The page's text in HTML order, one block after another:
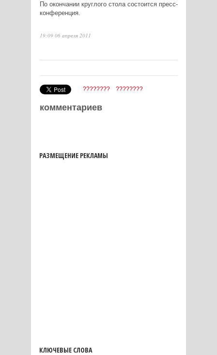
По окончании круглого стола состоится пресс-
конференция.
19:09 06 апреля 2011
???????? ????????
комментариев
РАЗМЕЩЕНИЕ РЕКЛАМЫ
КЛЮЧЕВЫЕ СЛОВА